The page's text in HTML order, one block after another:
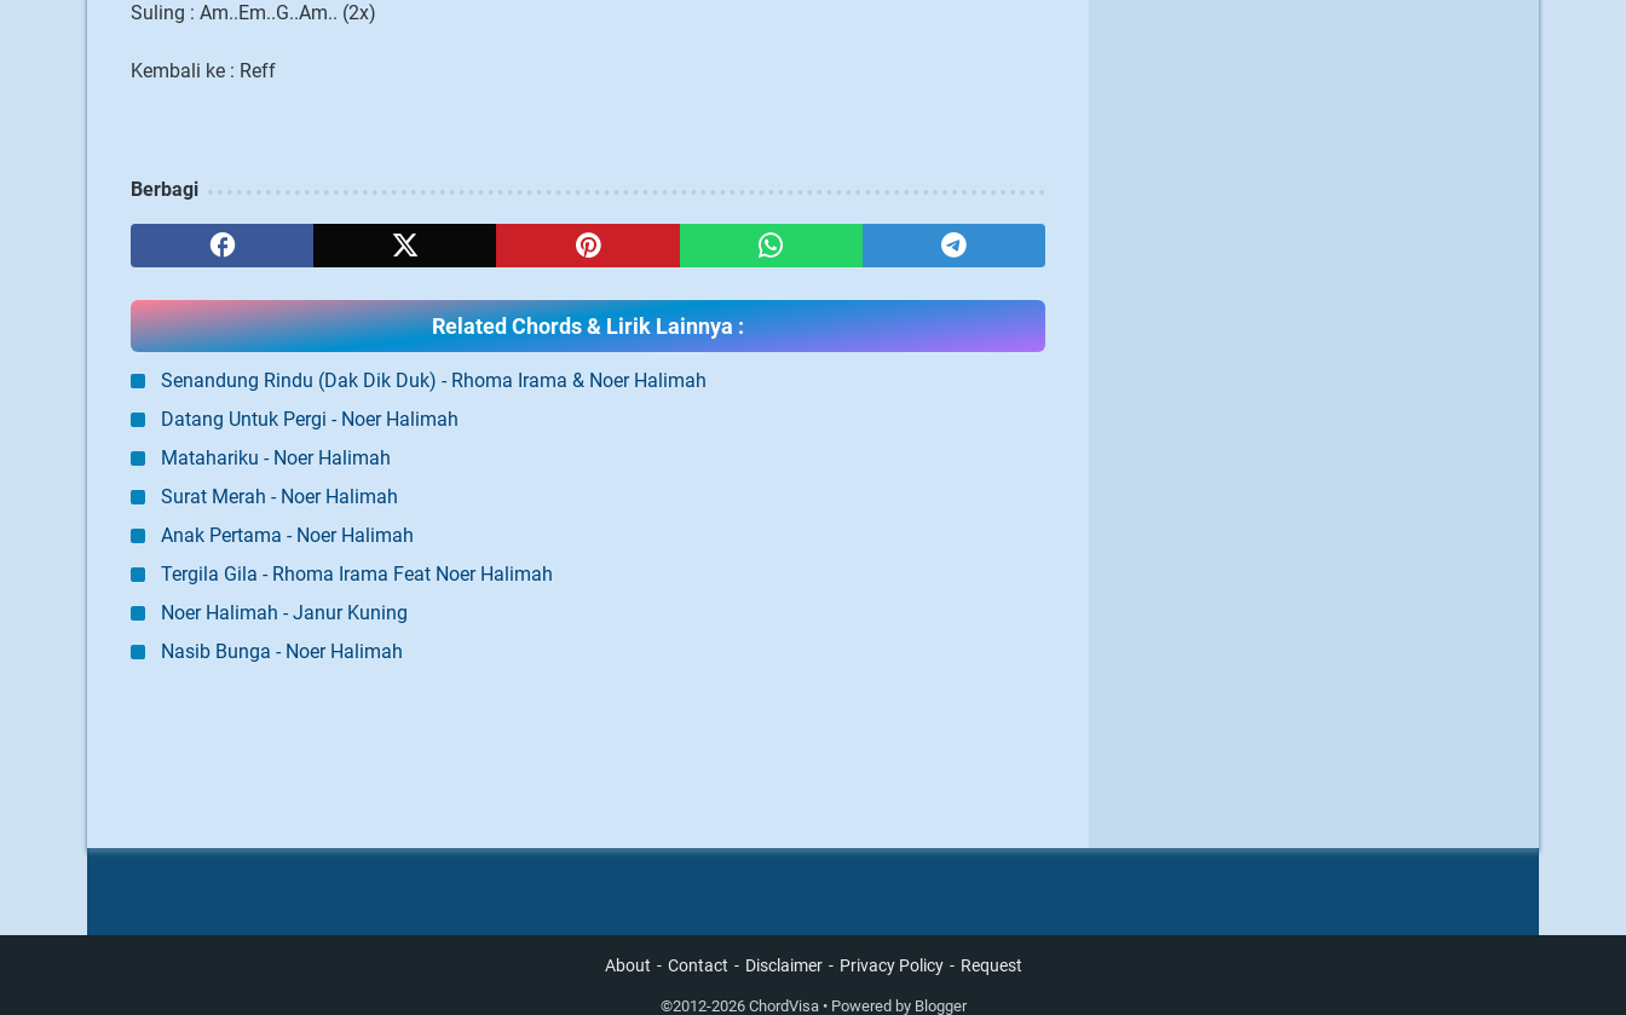
Suling : Am..Em..G..Am.. (2x)
Kembali ke : Reff
Berbagi
Related Chords & Lirik Lainnya :
Senandung Rindu (Dak Dik Duk) - Rhoma Irama & Noer Halimah
Datang Untuk Pergi - Noer Halimah
Matahariku - Noer Halimah
Surat Merah - Noer Halimah
Anak Pertama - Noer Halimah
Tergila Gila - Rhoma Irama Feat Noer Halimah
Noer Halimah - Janur Kuning
Nasib Bunga - Noer Halimah
About Contact Disclaimer Privacy Policy Request
©2012-2026 ChordVisa • Powered by Blogger